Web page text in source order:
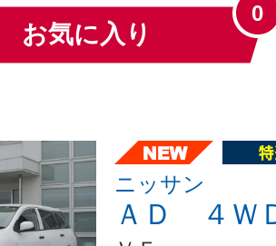
お気に入り
0
ニッサン
ＡＤ ４Ｗ